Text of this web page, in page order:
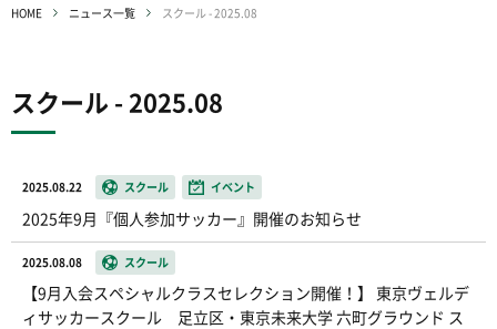
HOME ニュース一覧 スクール - 2025.08
スクール - 2025.08
2025.08.22 スクール イベント
2025年9月『個人参加サッカー』開催のお知らせ
2025.08.08 スクール
【9月入会スペシャルクラスセレクション開催！】 東京ヴェルデ
ィサッカースクール 足立区・東京未来大学 六町グラウンド ス